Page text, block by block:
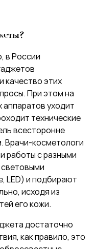
в России
качество этих
При этом на
уходит
технические
всесторонне
Врачи-косметологи
работы с разными
световыми
LED) и подбирают
исходя из
его кожи.
достаточно
как правило, это